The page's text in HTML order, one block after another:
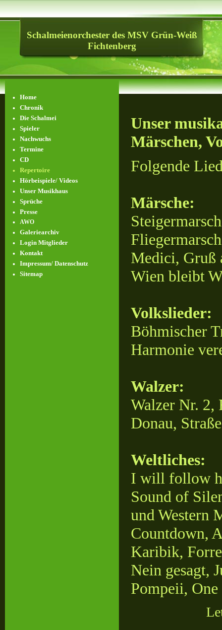
Schalmeienorchester des MSV Grün-Weiß
Fichtenberg
Home
Chronik
Die Schalmei
Spieler
Nachwuchs
Termine
CD
Repertoire
Hörbeispiele/ Videos
Unser Musikhaus
Sprüche
Presse
AWO
Galeriearchiv
Login Mitglieder
Kontakt
Impressum/ Datenschutz
Sitemap
Unser
Märschen,
Folgende
Märsche:
Medici, Gruß
Wien bleibt
Volkslieder:
Böhmischer
Harmonie
Walzer:
Walzer Nr. 2,
Donau,
Weltliches:
I will follow
Sound of
und Western
Countdown,
Karibik,
Nein gesagt,
Pompeii,